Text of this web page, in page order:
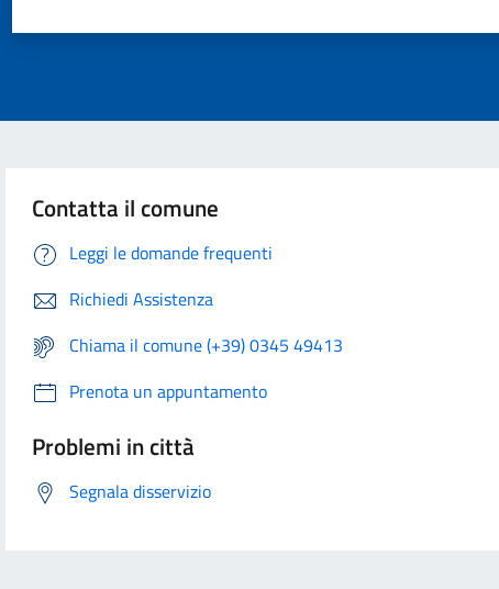
Contatta il comune
Leggi le domande frequenti
Richiedi Assistenza
Chiama il comune (+39) 0345 49413
Prenota un appuntamento
Problemi in città
Segnala disservizio